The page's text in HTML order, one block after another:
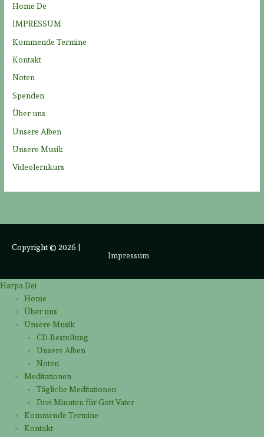
h
:
Home De
IMPRESSUM
Kommende Termine
Kontakt
Noten
Spenden
Über uns
Unsere Alben
Unsere Musik
Videolernkurs
Copyright © 2026 |
Impressum
Harpa Dei
Home
Über uns
Unsere Musik
CD-Bestellung
Unsere Alben
Noten
Meditationen
Tägliche Meditationen
Drei Minuten für Gott Vater
Kommende Termine
Kontakt